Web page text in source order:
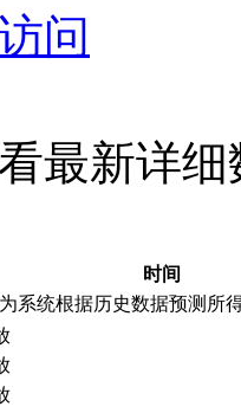
问
最新详细
时间
系统根据历史数据预测所